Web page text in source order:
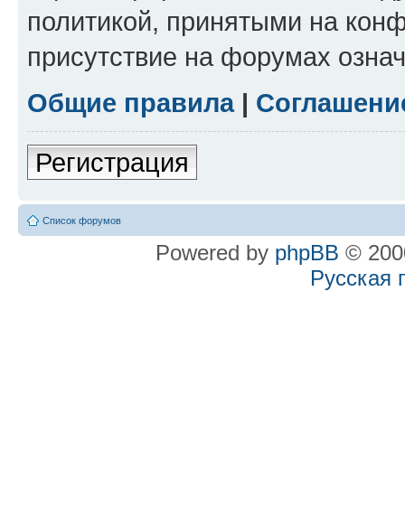
политикой, принятыми на
присутствие на форумах
Общие правила|
Регистрация
Список форумов
Powered by phpBB ©
Русская